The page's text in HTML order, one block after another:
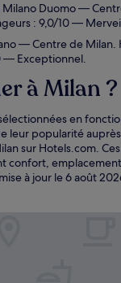
Milano Duomo—
: 9,0/10 —
— Centre de Milan.
— Exceptionnel.
à Milan ?
en
leur popularité
sur Hotels.com.
confort,
à jour le6 août